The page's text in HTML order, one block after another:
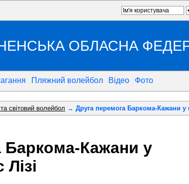
ОБЛАСНА
Пляжний волейбол Відео Фото
світовий волейбол → Друга перемога Баркома-Кажани у
Баркома-Кажани у